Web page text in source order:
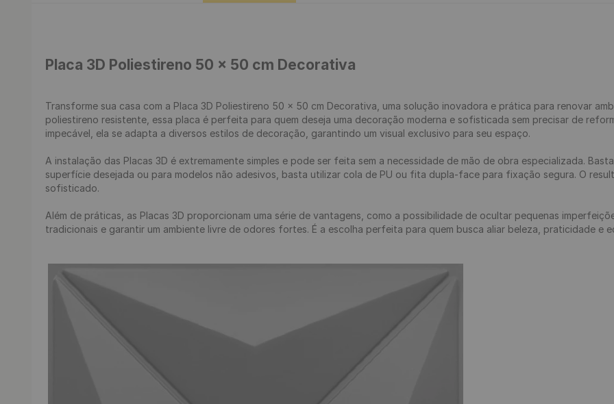
Placa 3D Poliestireno 50 x 50 cm Decorativa
Transforme sua casa com a Placa 3D Poliestireno 50 x 50 cm Decorativa, uma solução inovadora e prática para renovar
poliestireno resistente, essa placa é perfeita para quem deseja uma decoração moderna e sofisticada sem precisar de
impecável, ela se adapta a diversos estilos de decoração, garantindo um visual exclusivo para seu espaço.
A instalação das Placas 3D é extremamente simples e pode ser feita sem a necessidade de mão de obra especializada.
superfície desejada ou para modelos não adesivos, basta utilizar cola de PU ou fita dupla-face para fixação segura. O
sofisticado.
Além de práticas, as Placas 3D proporcionam uma série de vantagens, como a possibilidade de ocultar pequenas
tradicionais e garantir um ambiente livre de odores fortes. É a escolha perfeita para quem busca aliar beleza, praticidade e